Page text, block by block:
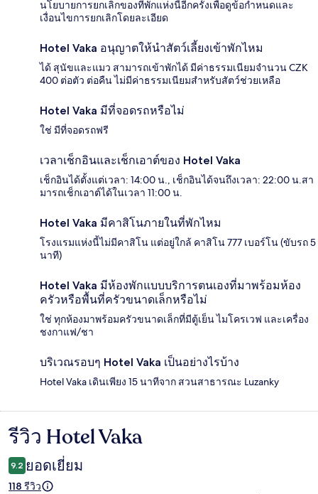
นโยบายการยกเลิกของที่พักแห่งนี้อีกครั้งเพื่อดูข้อกำหนดและ
เงื่อนไขการยกเลิกโดยละเอียด
Hotel Vaka อนุญาตให้นำสัตว์เลี้ยงเข้าพักไหม
ได้ สุนัขและแมว สามารถเข้าพักได้ มีค่าธรรมเนียมจำนวน CZK
400 ต่อตัว ต่อคืน ไม่มีค่าธรรมเนียมสำหรับสัตว์ช่วยเหลือ
Hotel Vaka มีที่จอดรถหรือไม่
ใช่ มีที่จอดรถฟรี
เวลาเช็กอินและเช็กเอาต์ของ Hotel Vaka
เช็กอินได้ตั้งแต่เวลา: 14:00 น., เช็กอินได้จนถึงเวลา: 22:00 น.สา
มารถเช็กเอาต์ได้ในเวลา 11:00 น.
Hotel Vaka มีคาสิโนภายในที่พักไหม
โรงแรมแห่งนี้ไม่มีคาสิโน แต่อยู่ใกล้ คาสิโน 777 เบอร์โน (ขับรถ 5
นาที)
Hotel Vaka มีห้องพักแบบบริการตนเองที่มาพร้อมห้อง
ครัวหรือพื้นที่ครัวขนาดเล็กหรือไม่
ใช่ ทุกห้องมาพร้อมครัวขนาดเล็กที่มีตู้เย็น ไมโครเวฟ และเครื่อง
ชงกาแฟ/ชา
บริเวณรอบๆ Hotel Vaka เป็นอย่างไรบ้าง
Hotel Vaka เดินเพียง 15 นาทีจาก สวนสาธารณะ Luzanky
รีวิว
รีวิว Hotel Vaka
9.2 ยอดเยี่ยม
118 รีวิว